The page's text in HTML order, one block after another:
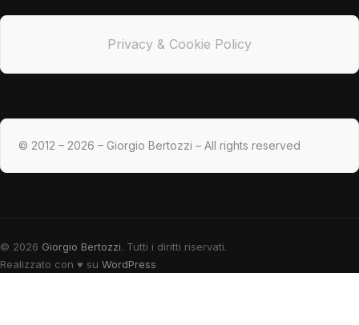
Privacy & Cookie Policy
© 2012 – 2026 – Giorgio Bertozzi – All rights reserved
© 2026 Giorgio Bertozzi. Tutti i diritti riservati.
Realizzato con ♥ su WordPress